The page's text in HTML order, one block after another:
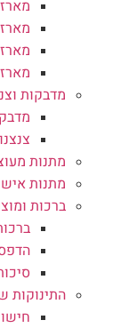
מדבקות
מתנות
מתנות
ברכות
התינוקות